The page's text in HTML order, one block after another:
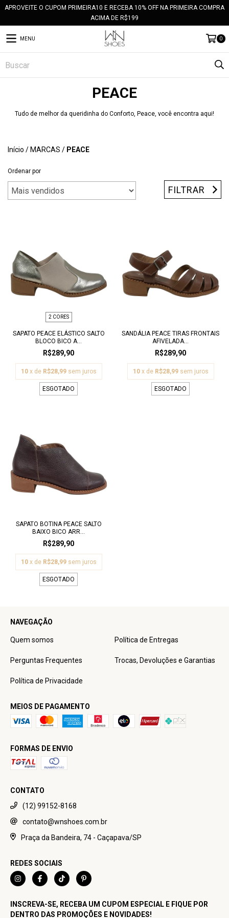
APROVEITE O CUPOM PRIMEIRA10 E RECEBA 10% OFF NA PRIMEIRA COMPRA
ACIMA DE R$199
MENU 0
PEACE
Tudo de melhor da queridinha do Conforto, Peace, você encontra aqui!
Início / MARCAS / PEACE
Ordenar por
FILTRAR
2 CORES
SAPATO PEACE ELÁSTICO SALTO
BLOCO BICO A...
R$289,90
10 x de R$28,99 sem juros
ESGOTADO
SANDÁLIA PEACE TIRAS FRONTAIS
AFIVELADA...
R$289,90
10 x de R$28,99 sem juros
ESGOTADO
SAPATO BOTINA PEACE SALTO
BAIXO BICO ARR...
R$289,90
10 x de R$28,99 sem juros
ESGOTADO
NAVEGAÇÃO
Quem somos Política de Entregas
Perguntas Frequentes Trocas, Devoluções e Garantias
Política de Privacidade
MEIOS DE PAGAMENTO
FORMAS DE ENVIO
CONTATO
(12) 99152-8168
contato@wnshoes.com.br
Praça da Bandeira, 74 - Caçapava/SP
REDES SOCIAIS
INSCREVA-SE, RECEBA UM CUPOM ESPECIAL E FIQUE POR
DENTRO DAS PROMOÇÕES E NOVIDADES!